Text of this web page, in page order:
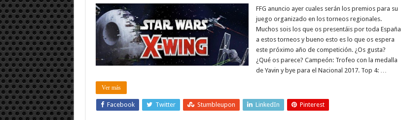
FFG anuncio ayer cuales serán los premios para su
juego organizado en los torneos regionales.
Muchos sois los que os presentáis por toda España
a estos torneos y bueno esto es lo que os espera
este próximo año de competición. ¿Os gusta?
¿Qué os parece? Campeón: Trofeo con la medalla
de Yavin y bye para el Nacional 2017. Top 4: …
Ver más
Facebook Twitter Stumbleupon LinkedIn Pinterest